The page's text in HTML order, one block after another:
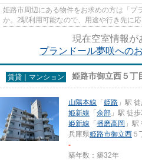
姫路市周辺にある物件をお求めの方は「プ
か。2駅利用可能なので、用途や行き先に
条件、通風良好のシンプルな作り...
現在空室情報が
プランドール夢咲への
賃貸｜マンション 姫路市御立西５丁
山陽本線 「姫路 」駅
姫新線 「余部 」駅 徒
姫新線 「播磨高岡 」
兵庫県姫路市御立西 ５
-
築年数：築32年